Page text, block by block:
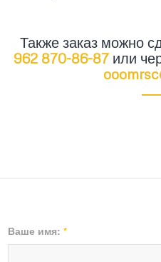
Также заказ можно
962 870-86-87или
Ваше имя:*